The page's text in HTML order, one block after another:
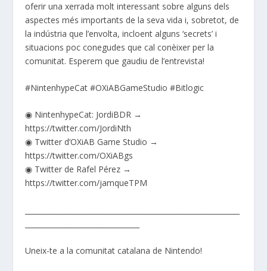
oferir una xerrada molt interessant sobre alguns dels
aspectes més importants de la seva vida i, sobretot, de
la indústria que l’envolta, incloent alguns ‘secrets’ i
situacions poc conegudes que cal conèixer per la
comunitat. Esperem que gaudiu de l’entrevista!
#NintenhypeCat #OXiABGameStudio #Bitlogic
◉ NintenhypeCat: JordiBDR →
https://twitter.com/JordiNth
◉ Twitter d’OXiAB Game Studio →
https://twitter.com/OXiABgs
◉ Twitter de Rafel Pérez →
https://twitter.com/jamqueTPM
Uneix-te a la comunitat catalana de Nintendo!